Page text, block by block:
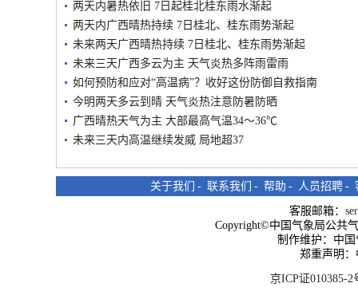
两天内暑热依旧 7日起桂北桂东雨水渐起
两天内广西晴热持续 7日桂北、桂东雨势渐起
未来两天广西晴热持续 7日桂北、桂东雨势渐起
未来三天广西多云为主 天气炎热多阵雨雷雨
如何预防和应对“高温病”？收好这份防御自救指南
今明两天多云到晴 天气炎热注意防暑防晒
广西晴热天气为主 大部最高气温34～36℃
未来三天内高温继续发威 局地超37
关于我们 - 联系我们 - 帮助 - 人员招聘 -
客服邮箱：
Copyright©中国气象局公共
制作维护：中
郑重声明
京ICP证010385-2